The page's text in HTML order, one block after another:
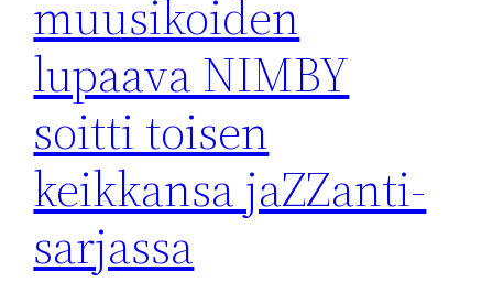
muusikoiden
lupaava NIMBY
soitti toisen
keikkansa jaZZanti-
sarjassa